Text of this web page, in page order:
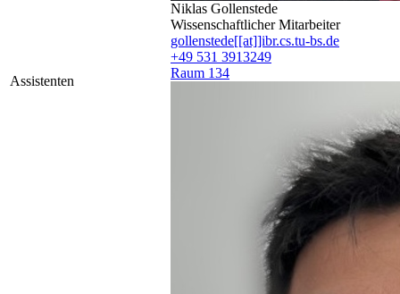
Assistenten
Niklas Gollenstede
Wissenschaftlicher Mitarbeiter
gollenstede[[at]]ibr.cs.tu-bs.de
+49 531 3913249
Raum 134